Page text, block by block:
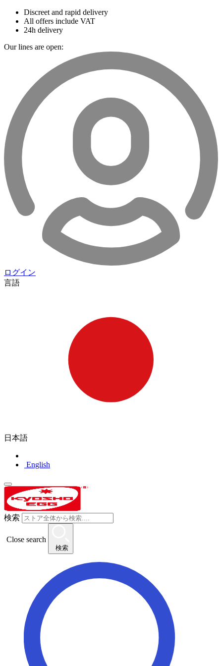
Discreet and rapid delivery
All offers include VAT
24h delivery
Our lines are open:
ログイン
言語
日本語
English
検索
Close search
検索